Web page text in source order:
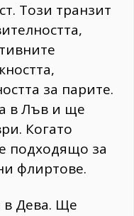
Този транзит
за парите.
в Лъв и ще
Когато
подходящо за
флиртове.
в Дева. Ще